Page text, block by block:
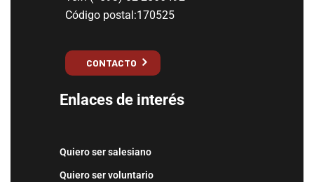
Código postal:170525
CONTACTO
Enlaces de interés
Quiero ser salesiano
Quiero ser voluntario